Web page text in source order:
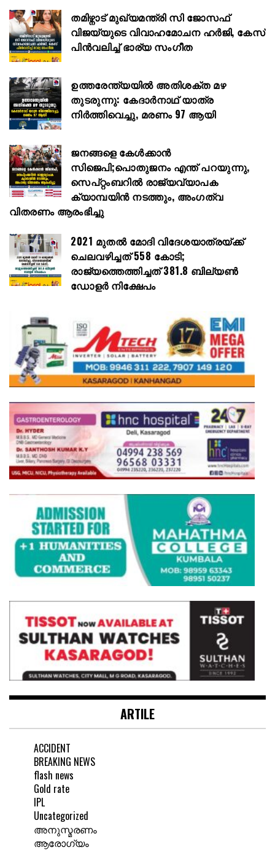
തമിഴ്നാട് മുഖ്യമന്ത്രി സി ജോസഫ്
വിജയ്‌യുടെ വിവാഹമോചന ഹർജി, കേസ്
പിൻവലിച്ച് ഭാര്യ സംഗീത
ഉത്തരേന്ത്യയിൽ അതിശക്ത മഴ
തുടരുന്നു: കേദാർനാഥ് യാത്ര
നിർത്തിവെച്ചു, മരണം 97 ആയി
ജനങ്ങളെ കേൾക്കാൻ
സിജെപി;പൊതുജനം എന്ത് പറയുന്നു,
സെപ്റ്റംബറിൽ രാജ്യവ്യാപക
ക്യാമ്പയിൻ നടത്തും, അംഗത്വ
വിതരണം ആരംഭിച്ചു
2021 മുതൽ മോദി വിദേശയാത്രയ്ക്ക്
ചെലവഴിച്ചത് 558 കോടി;
രാജ്യത്തെത്തിച്ചത് 381.8 ബില്യൺ
ഡോളർ നിക്ഷേപം
ARTILE
ACCIDENT
BREAKING NEWS
flash news
Gold rate
IPL
Uncategorized
അനുസ്മരണം
ആരോഗ്യം